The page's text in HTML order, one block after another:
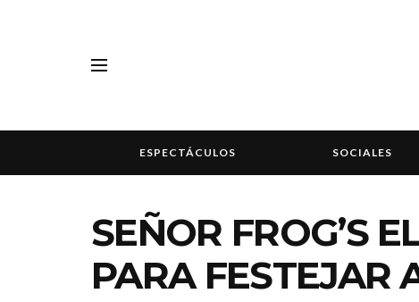
ESPECTÁCULOS SOCIALES
SEÑOR FROG’S
PARA FESTEJAR